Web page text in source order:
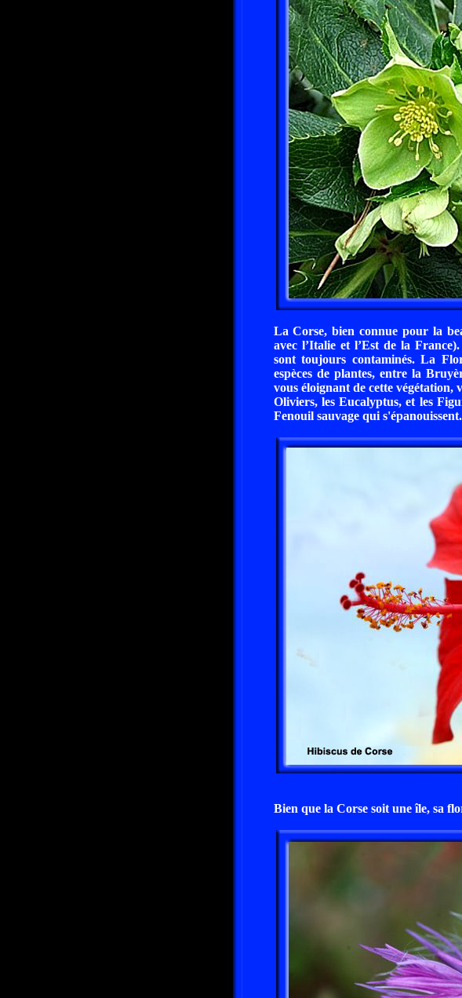
La Corse, bien connue pour la
avec l’Italie et l’Est de la
sont toujours contaminés. La
espèces de plantes, entre la
vous éloignant de cette végétation,
Oliviers, les Eucalyptus, et les
Fenouil sauvage qui s'épanouissent.
Bien que la Corse soit une île, sa